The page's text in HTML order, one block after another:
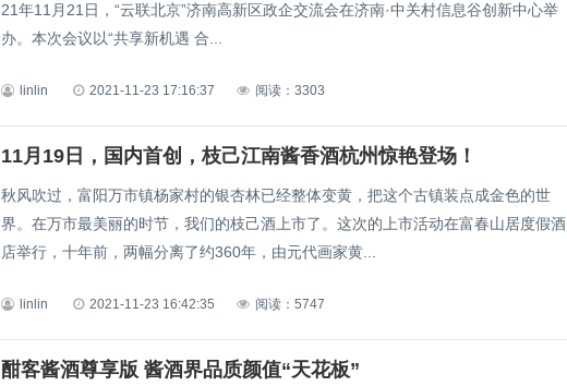
21年11月21日，“云联北京”济南高新区政企交流会在济南·中关村信息谷创新中心举
办。本次会议以“共享新机遇 合...
linlin 2021-11-23 17:16:37 阅读：3303
11月19日，国内首创，枝己江南酱香酒杭州惊艳登场！
秋风吹过，富阳万市镇杨家村的银杏林已经整体变黄，把这个古镇装点成金色的世
界。在万市最美丽的时节，我们的枝己酒上市了。这次的上市活动在富春山居度假酒
店举行，十年前，两幅分离了约360年，由元代画家黄...
linlin 2021-11-23 16:42:35 阅读：5747
酣客酱酒尊享版 酱酒界品质颜值“天花板”